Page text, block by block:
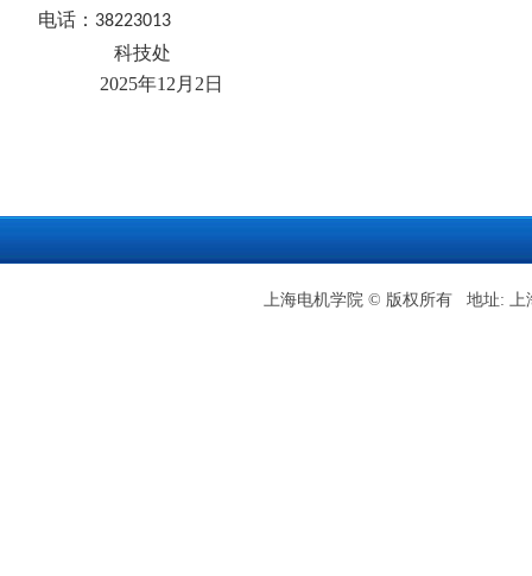
电话： 38223013
科技处
2025年12 月 2 日
上海电机学院 © 版权所有 地址: